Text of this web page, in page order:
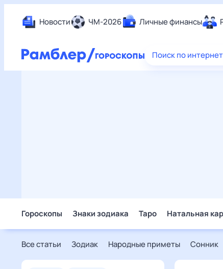
Новости ЧМ-2026 Личные финансы
Еда
Поиск по
Гороскопы Знаки зодиака Таро Натальная
Все статьи Зодиак Народные приметы Сонник